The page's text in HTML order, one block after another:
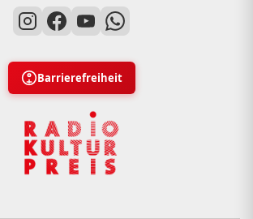
Barrierefreiheit